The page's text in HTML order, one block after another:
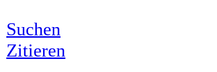
welches image nutzt du?
beim 1.9 dürfte das
IBusCommunicator: